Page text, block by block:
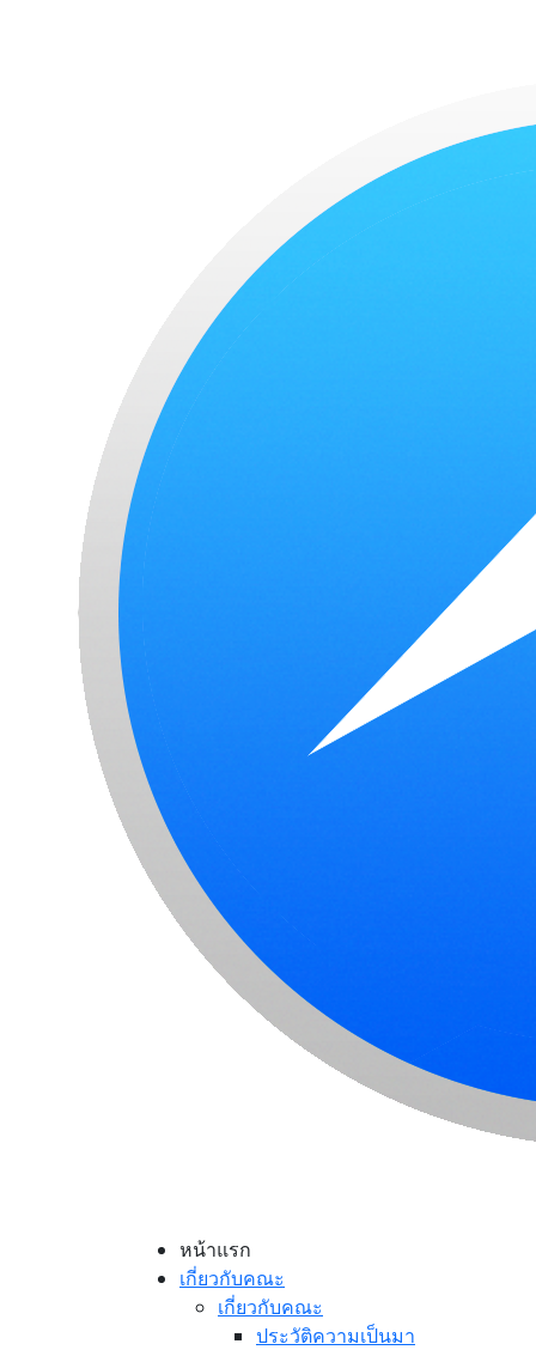
หน้าแรก
เกี่ยวกับคณะ
เกี่ยวกับคณะ
ประวัติความเป็นมา